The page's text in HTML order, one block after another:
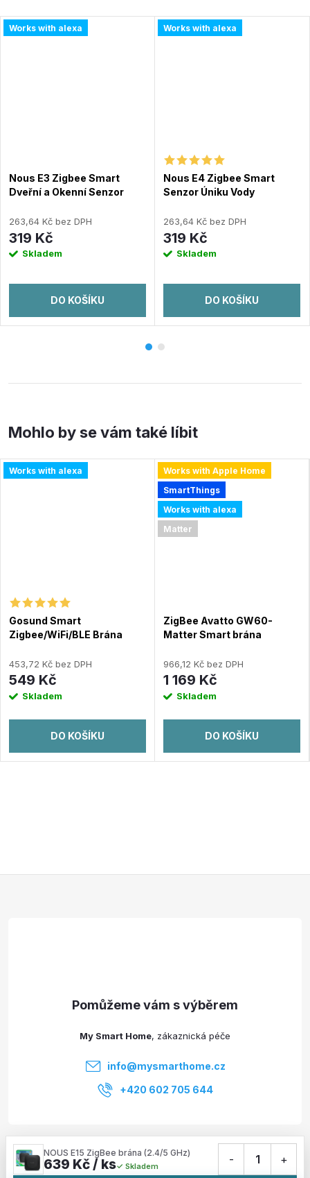
Works with alexa
Nous E3 Zigbee Smart
Dveřní a Okenní Senzor
263,64 Kč bez DPH
319 Kč
Skladem
DO KOŠÍKU
Works with alexa
Nous E4 Zigbee Smart
Senzor Úniku Vody
263,64 Kč bez DPH
319 Kč
Skladem
DO KOŠÍKU
Works with alexa
Gosund Smart
Zigbee/WiFi/BLE Brána
453,72 Kč bez DPH
549 Kč
Skladem
DO KOŠÍKU
Works with Apple Home
SmartThings
Works with alexa
Matter
ZigBee Avatto GW60-
Matter Smart brána
966,12 Kč bez DPH
1 169 Kč
Skladem
DO KOŠÍKU
Služby
My Smart Home
info@mysmarthome.cz
+420 602 705 644
NOUS E15 ZigBee brána (2.4/5 GHz)
639 Kč / ks Skladem - 1 +